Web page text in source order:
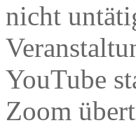
nicht
YouTube
Zoom